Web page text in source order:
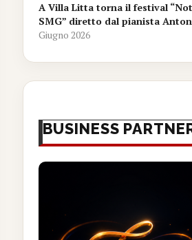
A Villa Litta torna il festival
SMG” diretto dal pianista
Giugno 2026
BUSINESS